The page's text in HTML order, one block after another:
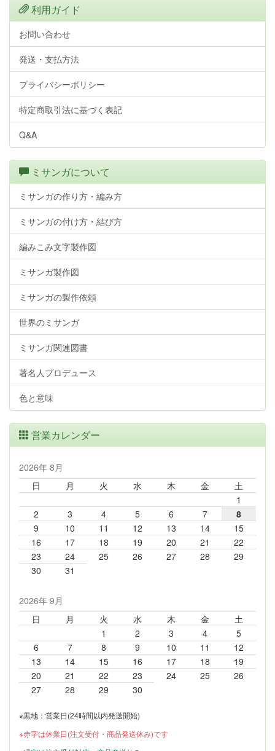
利用ガイド
お問い合わせ
発送・支払方法
プライバシーポリシー
特定商取引法に基づく表記
Q&A
ミサンガについて
ミサンガの作り方・編み方
ミサンガの付け方・結び方
編みこみ文字製作図
ミサンガ製作図
ミサンガの製作依頼
世界のミサンガ
ミサンガ関連図書
著名人プロデュース
色と意味
営業カレンダー
2026年 8月
日
月 火 水 木 金
土
1
2
3 4 5 6 7
8
9
10 11 12 13 14
15
16
17 18 19 20 21
22
23
24 25 26 27 28
29
30
31
2026年 9月
日
月 火 水 木 金
土
1
2 3 4
5
6
7 8 9 10 11
12
13
14 15 16 17 18
19
20
21 22 23 24 25
26
27
28 29 30
※黒地：営業日(24時間以内発送開始)
※赤字は休業日(注文受付・商品発送休み)です